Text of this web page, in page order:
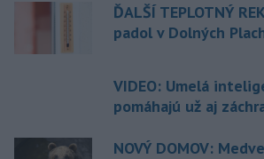
ĎALŠÍ TEPLOTNÝ
padol v Dolných
VIDEO: Umelá
pomáhajú už aj
NOVÝ DOMOV: